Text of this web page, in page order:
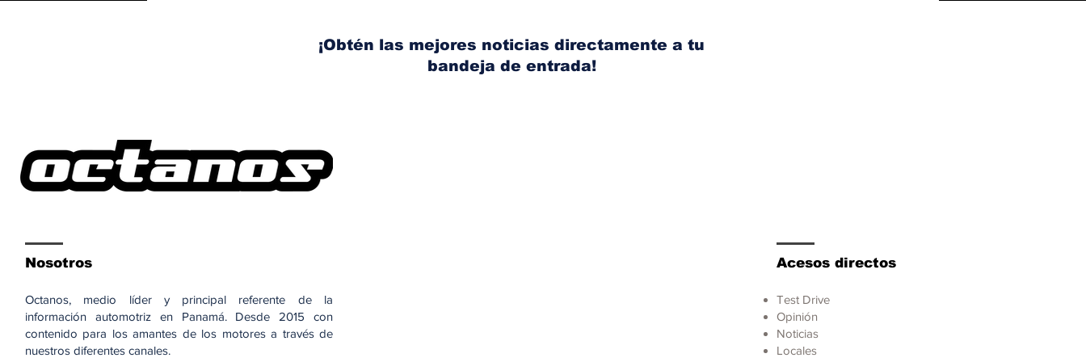
¡Obtén las mejores noticias directamente a tu
bandeja de entrada!
Nosotros
Octanos, medio líder y principal referente de la
información automotriz en Panamá. Desde 2015 con
contenido para los amantes de los motores a través de
nuestros diferentes canales.
Acesos directos
Test Drive
Opinión
Noticias
Locales